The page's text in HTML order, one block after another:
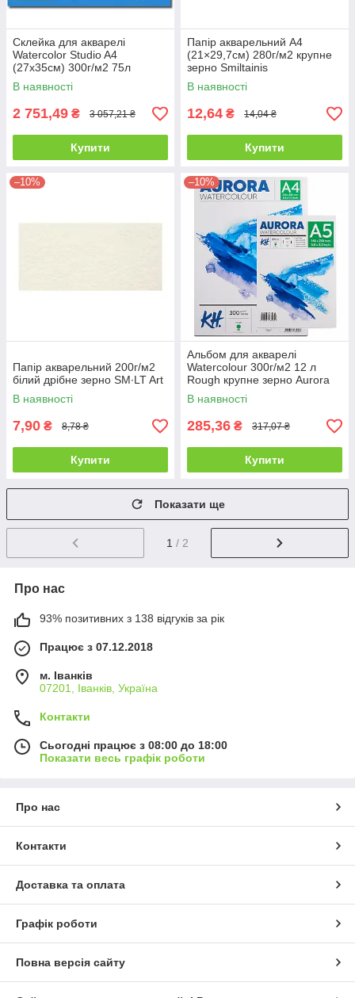
Склейка для акварелі
Watercolor Studio A4
(27х35см) 300г/м2 75л
середнє зерно Fabriano
В наявності
2 751,49 ₴ 3 057,21 ₴
Купити
Папір акварельний А4
(21×29,7см) 280г/м2 крупне
зерно Smiltainis
В наявності
12,64 ₴ 14,04 ₴
Купити
–10%
Папір акварельний 200г/м2
білий дрібне зерно SM∙LT Art
В наявності
7,90 ₴ 8,78 ₴
Купити
–10%
Альбом для акварелі
Watercolour 300г/м2 12 л
Rough крупне зерно Aurora
В наявності
285,36 ₴ 317,07 ₴
Купити
Показати ще
1 / 2
Про нас
93% позитивних з 138 відгуків за рік
Працює з 07.12.2018
м. Іванків
07201, Іванків, Україна
Контакти
Сьогодні працює з 08:00 до 18:00
Показати весь графік роботи
Про нас
Контакти
Доставка та оплата
Графік роботи
Повна версія сайту